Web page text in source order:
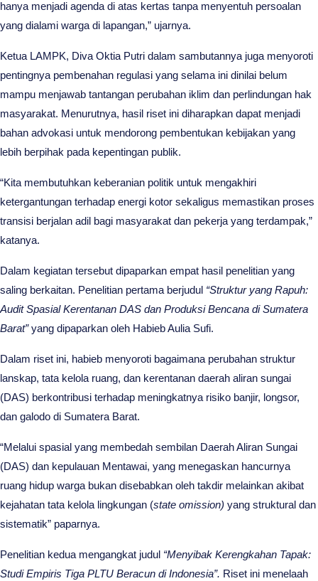
hanya menjadi agenda di atas kertas tanpa menyentuh persoalan
yang dialami warga di lapangan,” ujarnya.
Ketua LAMPK, Diva Oktia Putri dalam sambutannya juga menyoroti
pentingnya pembenahan regulasi yang selama ini dinilai belum
mampu menjawab tantangan perubahan iklim dan perlindungan hak
masyarakat. Menurutnya, hasil riset ini diharapkan dapat menjadi
bahan advokasi untuk mendorong pembentukan kebijakan yang
lebih berpihak pada kepentingan publik.
“Kita membutuhkan keberanian politik untuk mengakhiri
ketergantungan terhadap energi kotor sekaligus memastikan proses
transisi berjalan adil bagi masyarakat dan pekerja yang terdampak,”
katanya.
Dalam kegiatan tersebut dipaparkan empat hasil penelitian yang
saling berkaitan. Penelitian pertama berjudul “Struktur yang Rapuh:
Audit Spasial Kerentanan DAS dan Produksi Bencana di Sumatera
Barat”yang dipaparkan oleh Habieb Aulia Sufi.
Dalam riset ini, habieb menyoroti bagaimana perubahan struktur
lanskap, tata kelola ruang, dan kerentanan daerah aliran sungai
(DAS) berkontribusi terhadap meningkatnya risiko banjir, longsor,
dan galodo di Sumatera Barat.
“Melalui spasial yang membedah sembilan Daerah Aliran Sungai
(DAS) dan kepulauan Mentawai, yang menegaskan hancurnya
ruang hidup warga bukan disebabkan oleh takdir melainkan akibat
kejahatan tata kelola lingkungan (state omission) yang struktural dan
sistematik” paparnya.
Penelitian kedua mengangkat judul “Menyibak Kerengkahan Tapak:
Studi Empiris Tiga PLTU Beracun di Indonesia”. Riset ini menelaah